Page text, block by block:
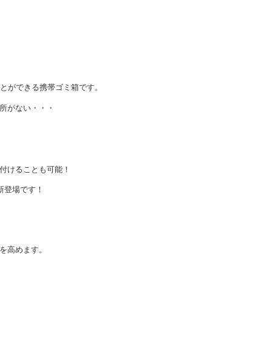
ができる携帯ゴミ箱です。
がない・・・
けることも可能！
登場です！
高めます。